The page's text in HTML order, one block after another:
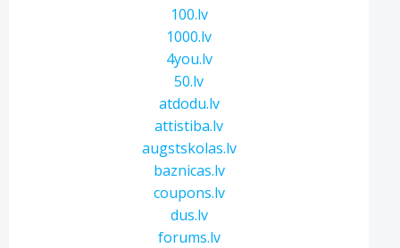
100.lv
1000.lv
4you.lv
50.lv
atdodu.lv
attistiba.lv
augstskolas.lv
baznicas.lv
coupons.lv
dus.lv
forums.lv